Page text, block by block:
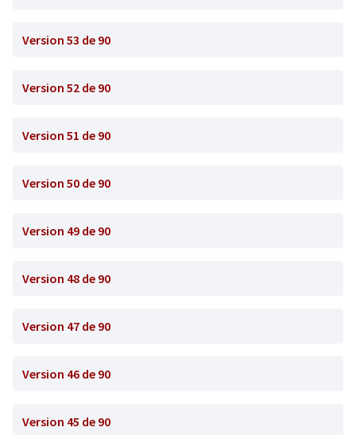
Version 53 de 90
Version 52 de 90
Version 51 de 90
Version 50 de 90
Version 49 de 90
Version 48 de 90
Version 47 de 90
Version 46 de 90
Version 45 de 90